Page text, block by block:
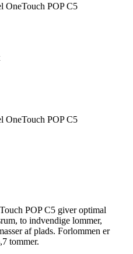
OneTouch POP C5
OneTouch POP C5
POP C5 giver optimal
to indvendige lommer,
af plads. Forlommen er
tommer.